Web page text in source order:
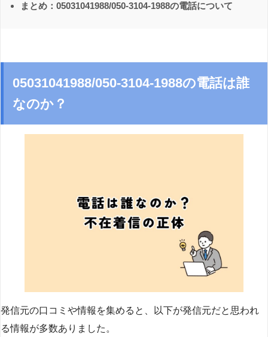
まとめ：05031041988/050-3104-1988の電話について
05031041988/050-3104-1988の電話は誰
なのか？
発信元の口コミや情報を集めると、以下が発信元だと思われ
る情報が多数ありました。